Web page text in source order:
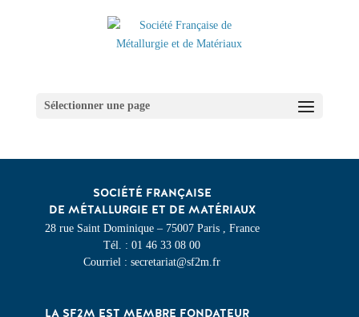
Sélectionner une page
SOCIÉTÉ FRANÇAISE
DE MÉTALLURGIE ET DE MATÉRIAUX
28 rue Saint Dominique – 75007 Paris , France
Tél. : 01 46 33 08 00
Courriel : secretariat@sf2m.fr
LA SF2M EST MEMBRE FONDATEUR